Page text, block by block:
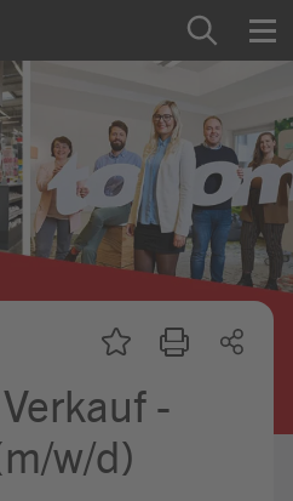
als Arbeitgeber
& Studium
Werkstudium
-
w/d)